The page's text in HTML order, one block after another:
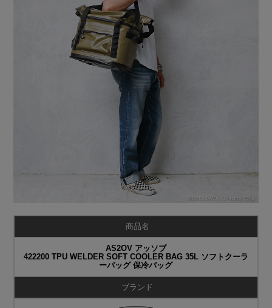
商品名
AS2OV アッソブ
422200 TPU WELDER SOFT COOLER BAG 35L ソフトクーラ
ーバッグ 保冷バッグ
ブランド